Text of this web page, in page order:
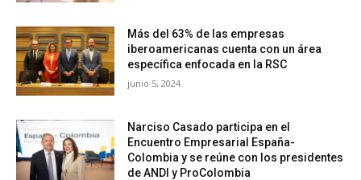
Más del 63% de las empresas
iberoamericanas cuenta con un área
específica enfocada en la RSC
junio 5, 2024
Narciso Casado participa en el
Encuentro Empresarial España-
Colombia y se reúne con los presidentes
de ANDI y ProColombia